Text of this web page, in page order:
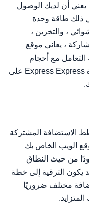
أن لديك الوصول
ذلك طاقة وحدة
، والتخزين ،
، يعاني موقع
التعامل مع أحجام
المرور عالية دون تباطؤ.يشبه وجود حارة Express Express على
الاستضافة المشتركة
الويب الخاص بك
من حيث النطاق
يكون الترقية إلى خطة
مختلف ضروريًا